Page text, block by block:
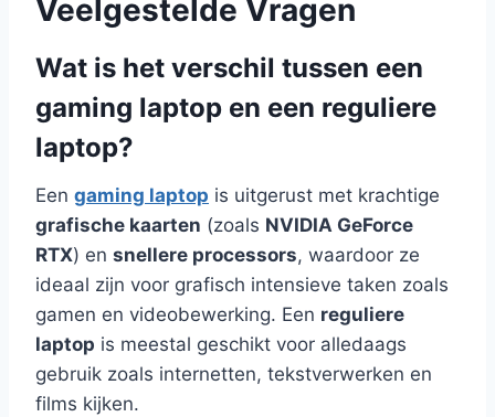
Veelgestelde Vragen
Wat is het verschil tussen een
gaming laptop en een reguliere
laptop?
Een gaming laptop is uitgerust met krachtige
grafische kaarten (zoals NVIDIA GeForce
RTX) en snellere processors, waardoor ze
ideaal zijn voor grafisch intensieve taken zoals
gamen en videobewerking. Een reguliere
laptop is meestal geschikt voor alledaags
gebruik zoals internetten, tekstverwerken en
films kijken.